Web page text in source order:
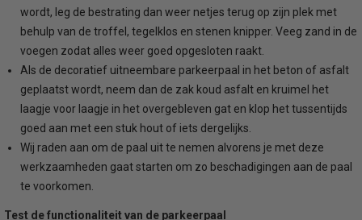
wordt, leg de bestrating dan weer netjes terug op zijn plek met
behulp van de troffel, tegelklos en stenen knipper. Veeg zand in de
voegen zodat alles weer goed opgesloten raakt.
Als de decoratief uitneembare parkeerpaal in het beton of asfalt
geplaatst wordt, neem dan de zak koud asfalt en kruimel het
laagje voor laagje in het overgebleven gat en klop het tussentijds
goed aan met een stuk hout of iets dergelijks.
Wij raden aan om de paal uit te nemen alvorens je met deze
werkzaamheden gaat starten om zo beschadigingen aan de paal
te voorkomen.
Test de functionaliteit van de parkeerpaal